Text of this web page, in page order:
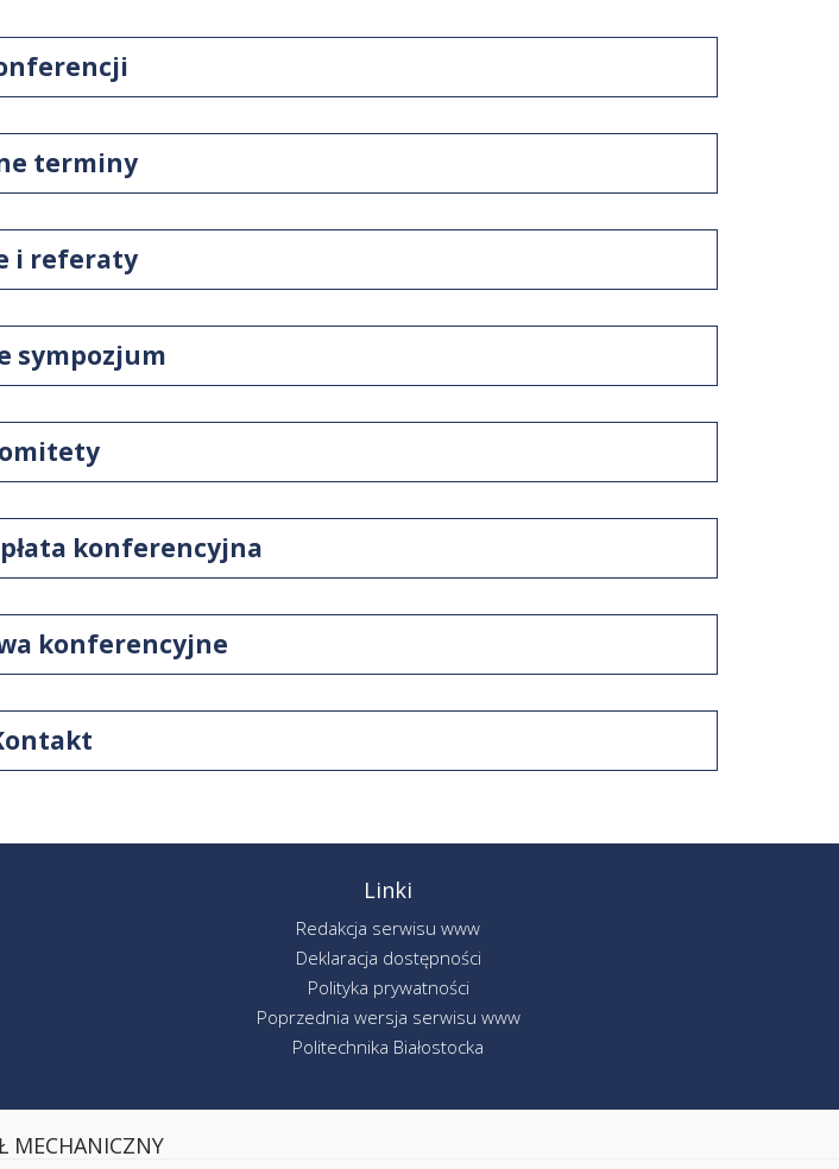
terminy
i referaty
sympozjum
konferencyjna
konferencyjne
Linki
Redakcja serwisu www
Deklaracja dostępności
Polityka prywatności
Poprzednia wersja serwisu www
Politechnika Białostocka
MECHANICZNY